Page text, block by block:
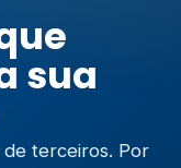
sua
de terceiros. Por